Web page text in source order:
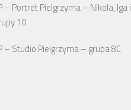
– Portret Pielgrzyma – Nikola, Iga i
10
– Studio Pielgrzyma – grupa 8C